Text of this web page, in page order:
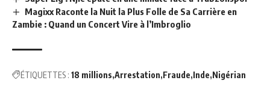
Magixx Raconte la Nuit la Plus Folle de Sa Carrière en
Zambie : Quand un Concert Vire à l’Imbroglio
ÉTIQUETTES : 18 millions Arrestation Fraude Inde Nigérian